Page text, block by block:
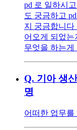
pd 로 일하시
도 궁금하고
지 궁금합니
어오게 되었는
무엇을 하는
Q. 기아 생
명
어떠한 업무